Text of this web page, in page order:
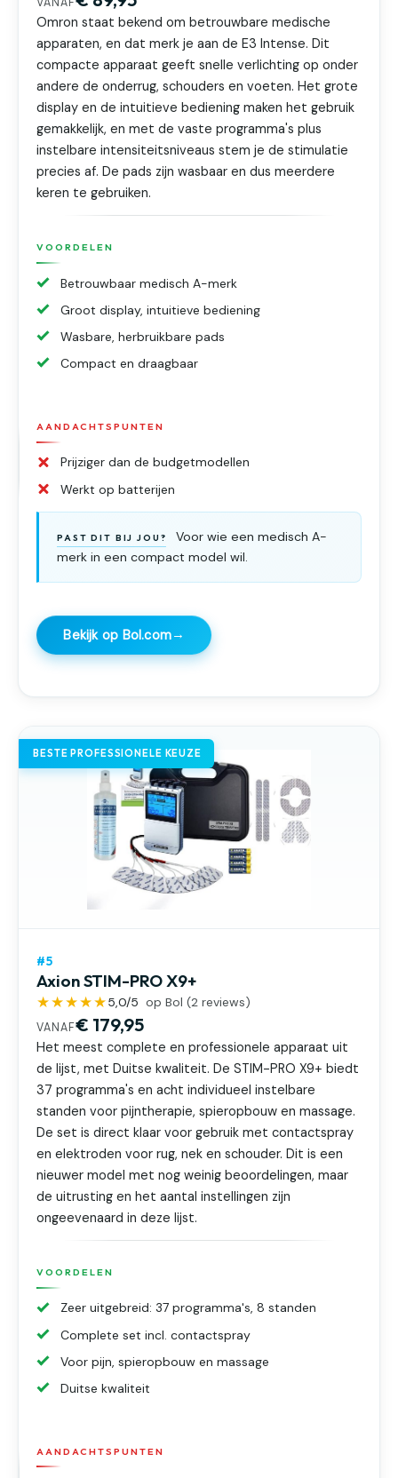
VANAF
Omron staat bekend om betrouwbare medische
apparaten, en dat merk je aan de E3 Intense. Dit
compacte apparaat geeft snelle verlichting op onder
andere de onderrug, schouders en voeten. Het grote
display en de intuitieve bediening maken het gebruik
gemakkelijk, en met de vaste programma's plus
instelbare intensiteitsniveaus stem je de stimulatie
precies af. De pads zijn wasbaar en dus meerdere
keren te gebruiken.
VOORDELEN
Betrouwbaar medisch A-merk
Groot display, intuitieve bediening
Wasbare, herbruikbare pads
Compact en draagbaar
AANDACHTSPUNTEN
Prijziger dan de budgetmodellen
Werkt op batterijen
PAST DIT BIJ JOU?
Voor wie een medisch A-
merk in een compact model wil.
Bekijk op Bol.com→
BESTE PROFESSIONELE KEUZE
#5
Axion STIM-PRO X9+
★★★★★5,0/5 op Bol (2reviews)
VANAF€ 179,95
Het meest complete en professionele apparaat uit
de lijst, met Duitse kwaliteit. De STIM-PRO X9+ biedt
37 programma's en acht individueel instelbare
standen voor pijntherapie, spieropbouw en massage.
De set is direct klaar voor gebruik met contactspray
en elektroden voor rug, nek en schouder. Dit is een
nieuwer model met nog weinig beoordelingen, maar
de uitrusting en het aantal instellingen zijn
ongeevenaard in deze lijst.
VOORDELEN
Zeer uitgebreid: 37 programma's, 8 standen
Complete set incl. contactspray
Voor pijn, spieropbouw en massage
Duitse kwaliteit
AANDACHTSPUNTEN